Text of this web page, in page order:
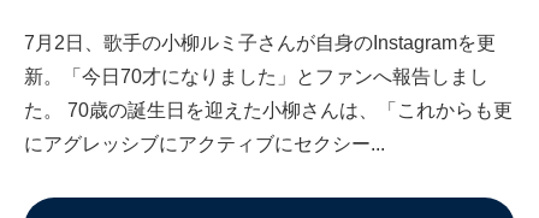
7月2日、歌手の小柳ルミ子さんが自身のInstagramを更
新。「今日70才になりました」とファンへ報告しまし
た。 70歳の誕生日を迎えた小柳さんは、「これからも更
にアグレッシブにアクティブにセクシー...